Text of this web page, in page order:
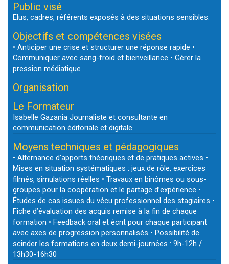
Public visé
Elus, cadres, référents exposés à des situations sensibles.
Objectifs et compétences visées
• Anticiper une crise et structurer une réponse rapide •
Communiquer avec sang-froid et bienveillance • Gérer la
pression médiatique
Organisation
Le Formateur
Isabelle Gazania Journaliste et consultante en
communication éditoriale et digitale.
Moyens techniques et pédagogiques
• Alternance d’apports théoriques et de pratiques actives •
Mises en situation systématiques : jeux de rôle, exercices
filmés, simulations réelles • Travaux en binômes ou sous-
groupes pour la coopération et le partage d’expérience •
Études de cas issues du vécu professionnel des stagiaires •
Fiche d’évaluation des acquis remise à la fin de chaque
formation • Feedback oral et écrit pour chaque participant
avec axes de progression personnalisés • Possibilité de
scinder les formations en deux demi-journées : 9h-12h /
13h30-16h30